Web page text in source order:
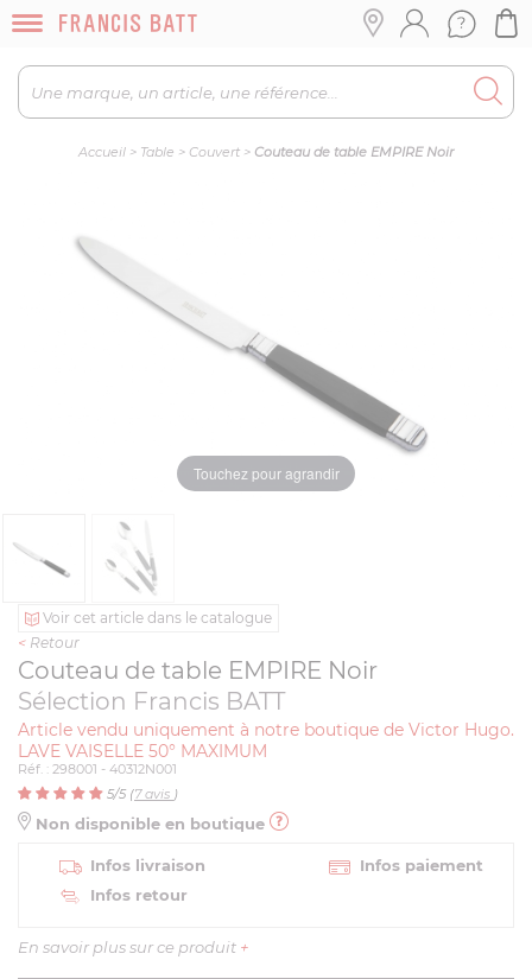
Accueil > Table > Couvert > Couteau de table EMPIRE Noir
Touchez pour agrandir
Voir cet article dans le catalogue
< Retour
Couteau de table EMPIRE Noir
Sélection Francis BATT
Article vendu uniquement à notre boutique de Victor Hugo.
LAVE VAISELLE 50° MAXIMUM
Réf. : 298001 - 40312N001
5/5 (7avis )
Non disponible en boutique
Infos livraison
Infos paiement
Infos retour
En savoir plus sur ce produit +